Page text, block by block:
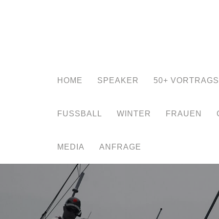
HOME SPEAKER 50+
FUSSBALL WINTER FRAUEN
MEDIA ANFRAGE